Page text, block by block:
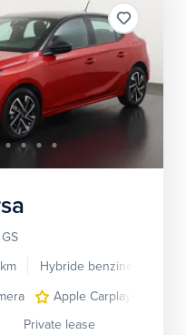
elektrisch bedienbare
electronic climate
Hybride benzine
Apple Carplay/Android
Private lease